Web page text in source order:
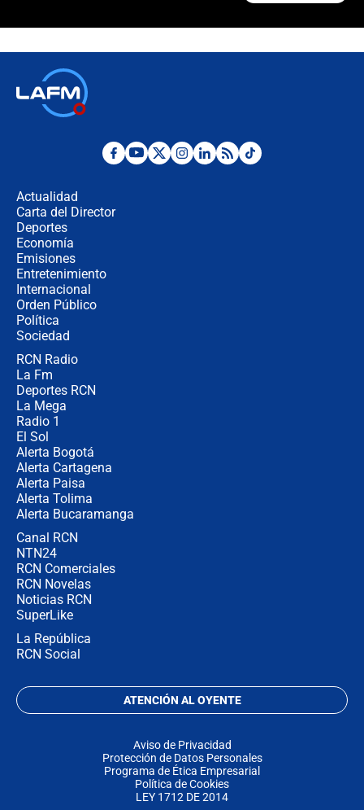
Posesión de Abelardo De La Espriella
Actualidad
Carta del Director
Deportes
Economía
Emisiones
Entretenimiento
Internacional
Orden Público
Política
Sociedad
RCN Radio
La Fm
Deportes RCN
La Mega
Radio 1
El Sol
Alerta Bogotá
Alerta Cartagena
Alerta Paisa
Alerta Tolima
Alerta Bucaramanga
Canal RCN
NTN24
RCN Comerciales
RCN Novelas
Noticias RCN
SuperLike
La República
RCN Social
ATENCIÓN AL OYENTE
Aviso de Privacidad
Protección de Datos Personales
Programa de Ética Empresarial
Política de Cookies
LEY 1712 DE 2014